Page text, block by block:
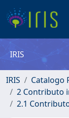
IRIS
IRIS
Catalogo
2 Contributo
2.1